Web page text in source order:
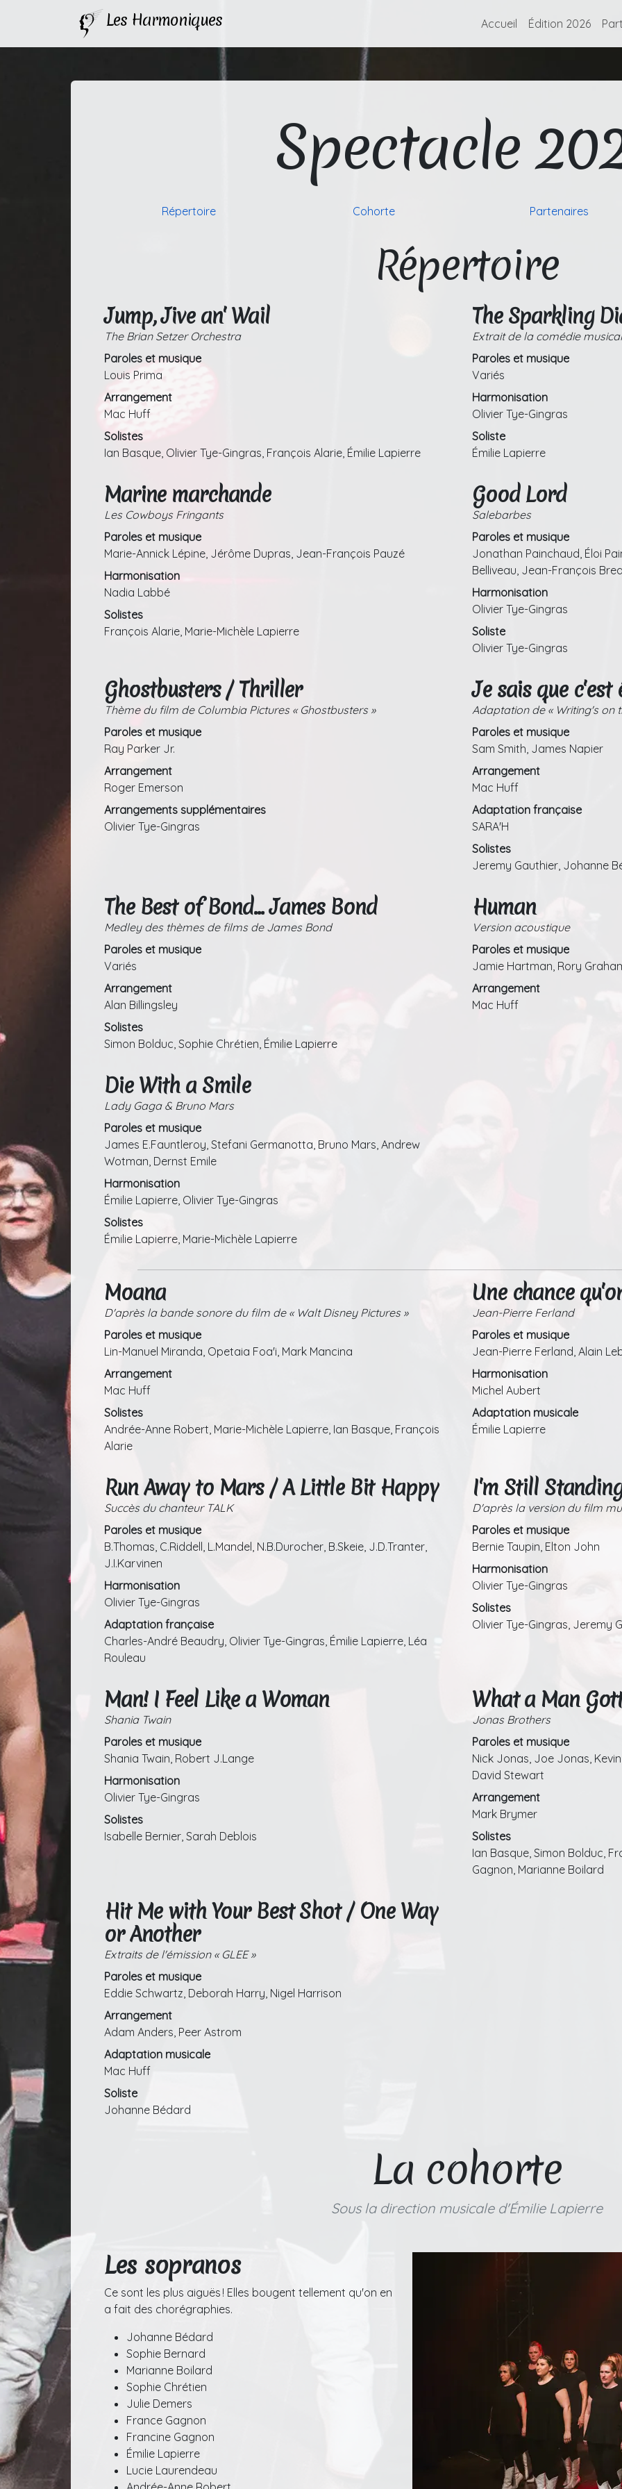
Les Harmoniques Accueil Édition 2026
Spectacle
Répertoire Cohorte Partenaires
Répertoire
Jump, Jive an' Wail
The Brian Setzer Orchestra
Paroles et musique
Louis Prima
Arrangement
Mac Huff
Solistes
Ian Basque, Olivier Tye-Gingras, François Alarie, Émilie Lapierre
The Sparkling
Extrait de la comédie
Paroles et musique
Variés
Harmonisation
Olivier Tye-Gingras
Soliste
Émilie Lapierre
Marine marchande
Les Cowboys Fringants
Paroles et musique
Marie-Annick Lépine, Jérôme Dupras, Jean-François Pauzé
Harmonisation
Nadia Labbé
Solistes
François Alarie, Marie-Michèle Lapierre
Good Lord
Salebarbes
Paroles et musique
Jonathan Painchaud, Éloi
Belliveau, Jean-François
Harmonisation
Olivier Tye-Gingras
Soliste
Olivier Tye-Gingras
Ghostbusters / Thriller
Thème du film de Columbia Pictures « Ghostbusters »
Paroles et musique
Ray Parker Jr.
Arrangement
Roger Emerson
Arrangements supplémentaires
Olivier Tye-Gingras
Je sais que c'est
Adaptation de « Writing's on
Paroles et musique
Sam Smith, James Napier
Arrangement
Mac Huff
Adaptation française
SARA'H
Solistes
Jeremy Gauthier, Johanne
The Best of Bond… James Bond
Medley des thèmes de films de James Bond
Paroles et musique
Variés
Arrangement
Alan Billingsley
Solistes
Simon Bolduc, Sophie Chrétien, Émilie Lapierre
Human
Version acoustique
Paroles et musique
Jamie Hartman, Rory
Arrangement
Mac Huff
Die With a Smile
Lady Gaga & Bruno Mars
Paroles et musique
James E.Fauntleroy, Stefani Germanotta, Bruno Mars, Andrew
Wotman, Dernst Emile
Harmonisation
Émilie Lapierre, Olivier Tye-Gingras
Solistes
Émilie Lapierre, Marie-Michèle Lapierre
Moana
D'après la bande sonore du film de « Walt Disney Pictures »
Paroles et musique
Lin-Manuel Miranda, Opetaia Foa'i, Mark Mancina
Arrangement
Mac Huff
Solistes
Andrée-Anne Robert, Marie-Michèle Lapierre, Ian Basque, François
Alarie
Une chance
Jean-Pierre Ferland
Paroles et musique
Jean-Pierre Ferland, Alain
Harmonisation
Michel Aubert
Adaptation musicale
Émilie Lapierre
Run Away to Mars / A Little Bit Happy
Succès du chanteur TALK
Paroles et musique
B.Thomas, C.Riddell, L.Mandel, N.B.Durocher, B.Skeie, J.D.Tranter,
J.I.Karvinen
Harmonisation
Olivier Tye-Gingras
Adaptation française
Charles-André Beaudry, Olivier Tye-Gingras, Émilie Lapierre, Léa
Rouleau
I'm Still
D'après la version du film
Paroles et musique
Bernie Taupin, Elton John
Harmonisation
Olivier Tye-Gingras
Solistes
Olivier Tye-Gingras, Jeremy
Man! I Feel Like a Woman
Shania Twain
Paroles et musique
Shania Twain, Robert J.Lange
Harmonisation
Olivier Tye-Gingras
Solistes
Isabelle Bernier, Sarah Deblois
What a Man
Jonas Brothers
Paroles et musique
Nick Jonas, Joe Jonas,
David Stewart
Arrangement
Mark Brymer
Solistes
Ian Basque, Simon Bolduc,
Gagnon, Marianne Boilard
Hit Me with Your Best Shot / One Way
or Another
Extraits de l'émission « GLEE »
Paroles et musique
Eddie Schwartz, Deborah Harry, Nigel Harrison
Arrangement
Adam Anders, Peer Astrom
Adaptation musicale
Mac Huff
Soliste
Johanne Bédard
La cohorte
Sous la direction musicale d'Émilie Lapierre
Les sopranos
Ce sont les plus aiguës ! Elles bougent tellement qu'on en
a fait des chorégraphies.
Johanne Bédard
Sophie Bernard
Marianne Boilard
Sophie Chrétien
Julie Demers
France Gagnon
Francine Gagnon
Émilie Lapierre
Lucie Laurendeau